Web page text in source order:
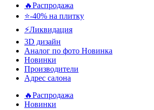
🔥Распродажа
⭐-40% на плитку
⚡️Ликвидация
3D дизайн
Аналог по фото Новинка
Новинки
Производители
Адрес салона
🔥Распродажа
Новинки